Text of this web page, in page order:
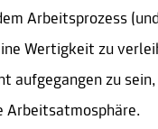
Arbeitsprozess
Wertigkeit zu
aufgegangen zu
Arbeitsatmosphäre.